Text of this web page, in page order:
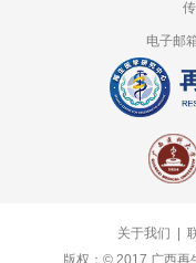
电子邮
关于我们